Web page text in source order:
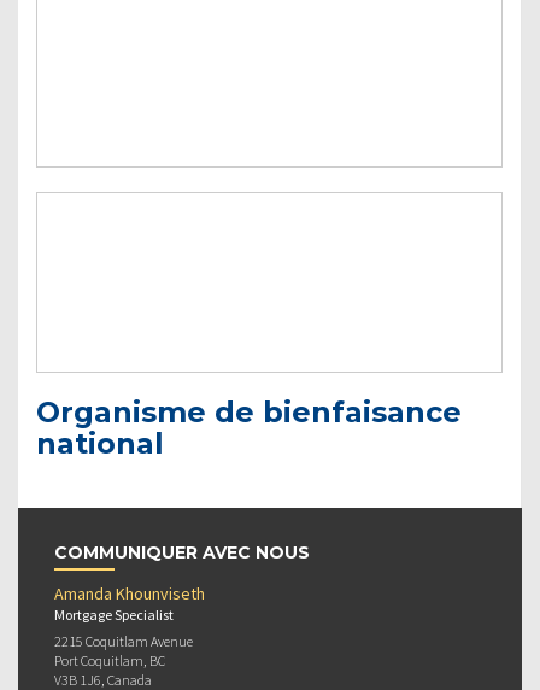
Organisme de bienfaisance
national
COMMUNIQUER AVEC NOUS
Amanda Khounviseth
Mortgage Specialist
2215 Coquitlam Avenue
Port Coquitlam, BC
V3B 1J6, Canada